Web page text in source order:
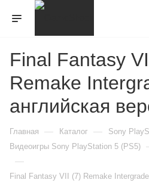
Final Fantasy
Remake
английская
Главная — Каталог — Sony
Видеоигры Sony PlayStation 5 (PS5)
—
Final Fantasy VII (7) Remake